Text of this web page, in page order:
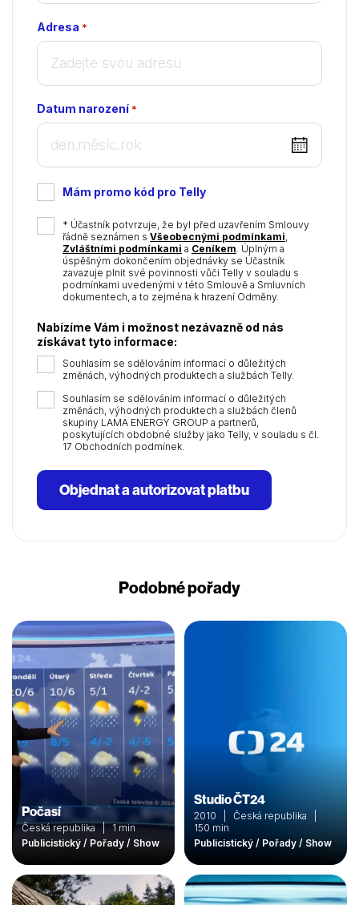
Adresa *
Datum narození *
DD
dot
MM
dot
YYYY
Mám promo kód pro Telly
* Účastník potvrzuje, že byl před uzavřením Smlouvy
řádně seznámen s Všeobecnými podmínkami,
Zvláštními podmínkami a Ceníkem. Úplným a
úspěšným dokončením objednávky se Účastník
zavazuje plnit své povinnosti vůči Telly v souladu s
podmínkami uvedenými v této Smlouvě a Smluvních
dokumentech, a to zejména k hrazení Odměny.
Nabízíme Vám i možnost nezávazně od nás
získávat tyto informace:
Souhlasím se sdělováním informací o důležitých
změnách, výhodných produktech a službách Telly.
Souhlasím se sdělováním informací o důležitých
změnách, výhodných produktech a službách členů
skupiny LAMA ENERGY GROUP a partnerů,
poskytujících obdobné služby jako Telly, v souladu s čl.
17 Obchodních podmínek.
Objednat a autorizovat platbu
Podobné pořady
Počasí
Česká republika | 1 min
Publicistický / Pořady / Show
Studio ČT24
2010 | Česká republika |
150 min
Publicistický / Pořady / Show